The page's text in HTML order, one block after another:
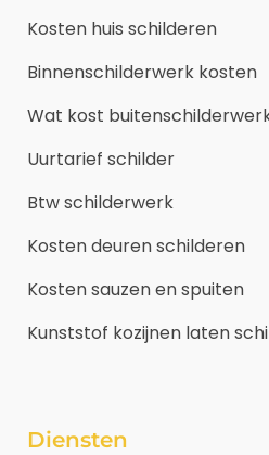
Kosten huis schilderen
Binnenschilderwerk kosten
Wat kost
Uurtarief schilder
Btw schilderwerk
Kosten deuren schilderen
Kosten sauzen en spuiten
Kunststof kozijnen laten
Diensten